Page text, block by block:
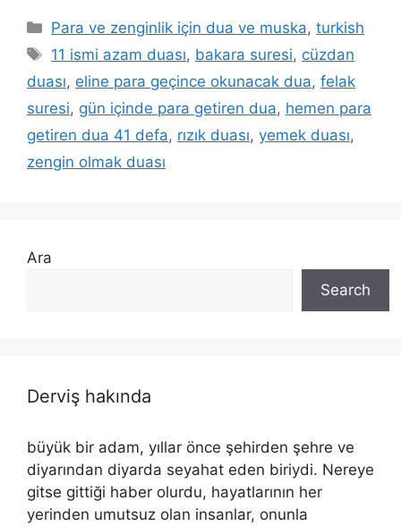
Para ve zenginlik için dua ve muska,turkish
11 ismi azam duası, bakara suresi, cüzdan
duası, eline para geçince okunacak dua, felak
suresi, gün içinde para getiren dua, hemen para
getiren dua 41 defa, rızık duası, yemek duası,
zengin olmak duası
Ara
Search
Derviş hakında
büyük bir adam, yıllar önce şehirden şehre ve
diyarından diyarda seyahat eden biriydi. Nereye
gitse gittiği haber olurdu, hayatlarının her
yerinden umutsuz olan insanlar, onunla